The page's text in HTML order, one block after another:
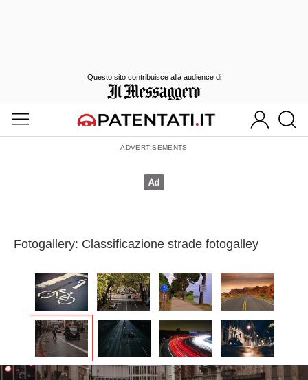
Fotogallery: Classificazione strade fotogalley
Questo sito contribuisce alla audience di